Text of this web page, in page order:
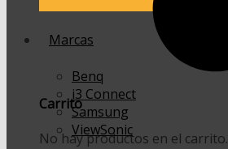
Carrito
No hay productos en el carrito.
Marcas
Benq
i3 Connect
Samsung
ViewSonic